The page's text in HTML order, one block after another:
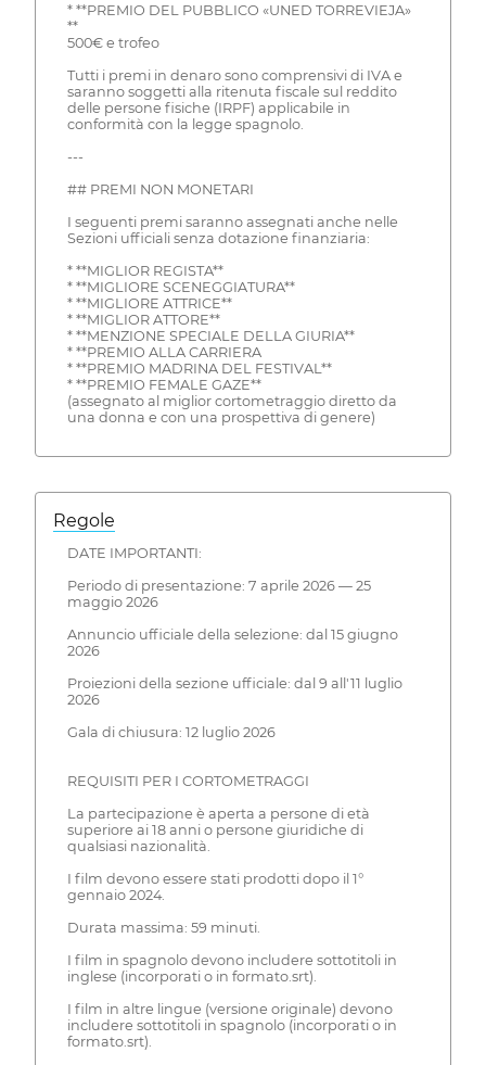
* **PREMIO DEL PUBBLICO «UNED TORREVIEJA»
**
500€ e trofeo
Tutti i premi in denaro sono comprensivi di IVA e
saranno soggetti alla ritenuta fiscale sul reddito
delle persone fisiche (IRPF) applicabile in
conformità con la legge spagnolo.
---
## PREMI NON MONETARI
I seguenti premi saranno assegnati anche nelle
Sezioni ufficiali senza dotazione finanziaria:
* **MIGLIOR REGISTA**
* **MIGLIORE SCENEGGIATURA**
* **MIGLIORE ATTRICE**
* **MIGLIOR ATTORE**
* **MENZIONE SPECIALE DELLA GIURIA**
* **PREMIO ALLA CARRIERA
* **PREMIO MADRINA DEL FESTIVAL**
* **PREMIO FEMALE GAZE**
(assegnato al miglior cortometraggio diretto da
una donna e con una prospettiva di genere)
Regole
DATE IMPORTANTI:
Periodo di presentazione: 7 aprile 2026 — 25
maggio 2026
Annuncio ufficiale della selezione: dal 15 giugno
2026
Proiezioni della sezione ufficiale: dal 9 all'11 luglio
2026
Gala di chiusura: 12 luglio 2026
REQUISITI PER I CORTOMETRAGGI
La partecipazione è aperta a persone di età
superiore ai 18 anni o persone giuridiche di
qualsiasi nazionalità.
I film devono essere stati prodotti dopo il 1°
gennaio 2024.
Durata massima: 59 minuti.
I film in spagnolo devono includere sottotitoli in
inglese (incorporati o in formato.srt).
I film in altre lingue (versione originale) devono
includere sottotitoli in spagnolo (incorporati o in
formato.srt).